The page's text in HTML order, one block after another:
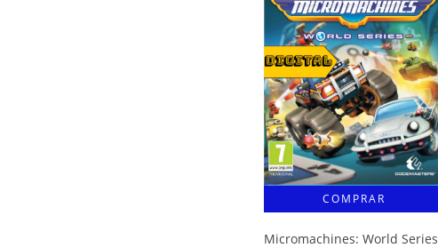
Micromachines: World Series